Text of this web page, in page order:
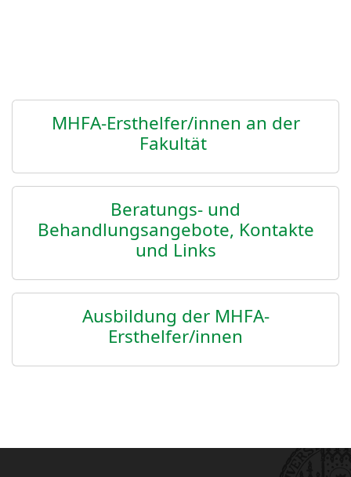
MHFA-Ersthelfer/innen an der
Fakultät
Beratungs- und
Behandlungsangebote, Kontakte
und Links
Ausbildung der MHFA-
Ersthelfer/innen